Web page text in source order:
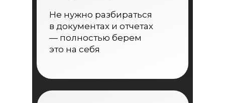
Не нужно разбираться
в документах и отчетах
— полностью берем
это на себя